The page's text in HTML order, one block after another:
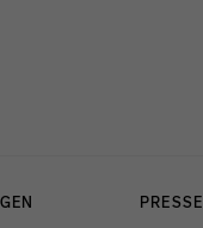
PRESSE